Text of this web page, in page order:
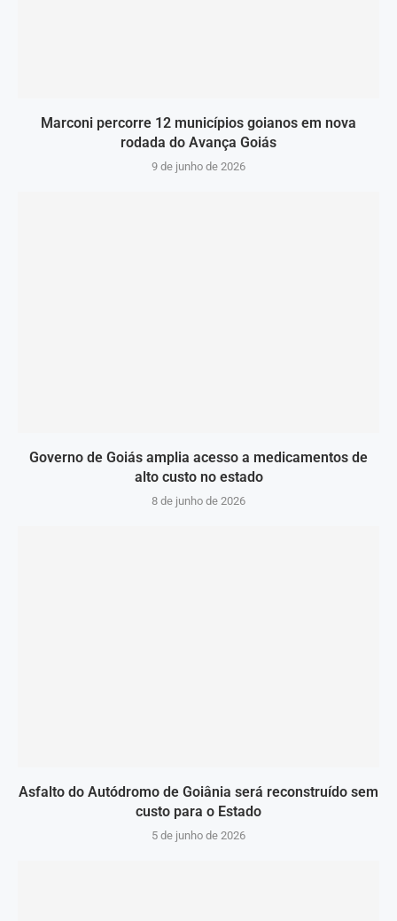
Marconi percorre 12 municípios goianos em nova
rodada do Avança Goiás
9 de junho de 2026
Governo de Goiás amplia acesso a medicamentos de
alto custo no estado
8 de junho de 2026
Asfalto do Autódromo de Goiânia será reconstruído sem
custo para o Estado
5 de junho de 2026